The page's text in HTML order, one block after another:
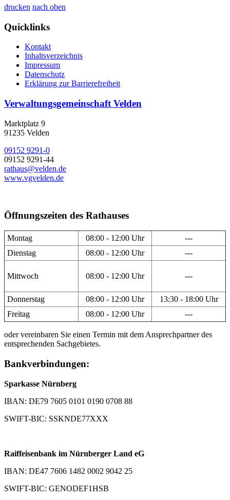
drucken nach oben
Quicklinks
Kontakt
Inhaltsverzeichnis
Impressum
Datenschutz
Erklärung zur Barrierefreiheit
Verwaltungsgemeinschaft Velden
Marktplatz 9
91235 Velden
09152 9291-0
09152 9291-44
rathaus@velden.de
www.vgvelden.de
Öffnungszeiten des Rathauses
Montag 08:00 - 12:00 Uhr
---
Dienstag
08:00 - 12:00 Uhr ---
Mittwoch 08:00 - 12:00 Uhr ---
Donnerstag 08:00 - 12:00 Uhr
13:30 - 18:00 Uhr
Freitag
08:00 - 12:00 Uhr ---
oder vereinbaren Sie einen Termin mit dem Ansprechpartner des
entsprechenden Sachgebietes.
Bankverbindungen:
Sparkasse Nürnberg
IBAN: DE79 7605 0101 0190 0708 88
SWIFT-BIC: SSKNDE77XXX
Raiffeisenbank im Nürnberger Land eG
IBAN: DE47 7606 1482 0002 9042 25
SWIFT-BIC: GENODEF1HSB